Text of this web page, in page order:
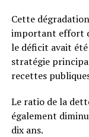
Cette
important effort
le déficit avait été
stratégie
recettes
Le ratio de la
également
dix ans.